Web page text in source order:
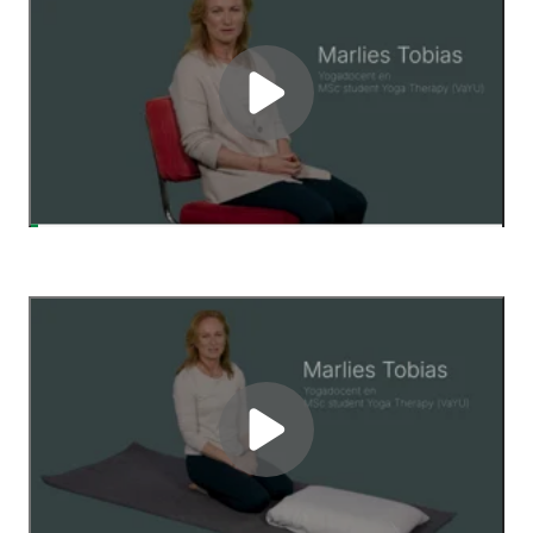
Laad
de
video
Yogaoefening:
bodyscan
light,
herstelgericht
Laad
de
video
Yogaoefening:
ondersteunde
kindhouding